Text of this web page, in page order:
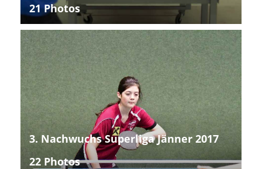
21 Photos
3. Nachwuchs Superliga Jänner 2017
22 Photos